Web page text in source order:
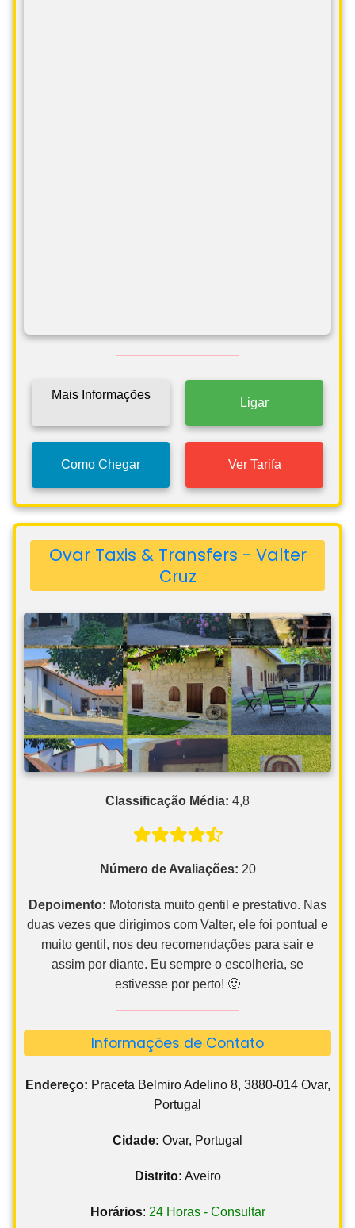
Mais Informações
Ligar
Como Chegar Ver Tarifa
Ovar Taxis & Transfers - Valter
Cruz
Classificação Média: 4,8
Número de Avaliações: 20
Depoimento: Motorista muito gentil e prestativo. Nas
duas vezes que dirigimos com Valter, ele foi pontual e
muito gentil, nos deu recomendações para sair e
assim por diante. Eu sempre o escolheria, se
estivesse por perto! 🙂
Informações de Contato
Endereço: Praceta Belmiro Adelino 8, 3880-014 Ovar,
Portugal
Cidade: Ovar, Portugal
Distrito: Aveiro
Horários: 24 Horas - Consultar